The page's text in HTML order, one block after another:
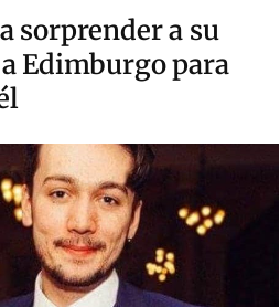
sorprender a su
Edimburgo para